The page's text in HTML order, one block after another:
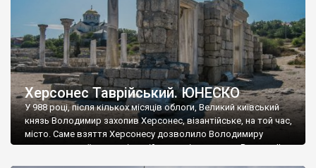
Херсонес Таврійський. ЮНЕСКО
У 988 році, після кількох місяців облоги, Великий київський
князь Володимир захопив Херсонес, візантійське, на той час,
місто. Саме взяття Херсонесу дозволило Володимиру
диктувати свої умови візантійському імператору Василю ІІ, та